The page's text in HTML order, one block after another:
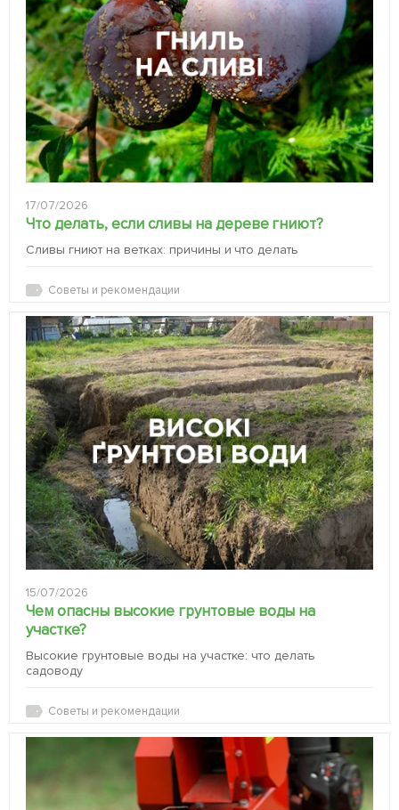
17/07/2026
Что делать, если сливы на дереве гниют?
Сливы гниют на ветках: причины и что делать
Советы и рекомендации
15/07/2026
Чем опасны высокие грунтовые воды на
участке?
Высокие грунтовые воды на участке: что делать
садоводу
Советы и рекомендации